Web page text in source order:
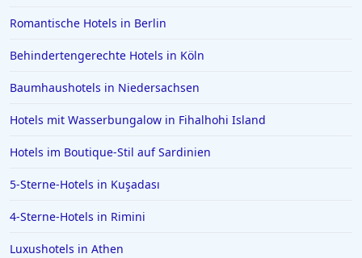
Romantische Hotels in Berlin
Behindertengerechte Hotels in Köln
Baumhaushotels in Niedersachsen
Hotels mit Wasserbungalow in Fihalhohi Island
Hotels im Boutique-Stil auf Sardinien
5-Sterne-Hotels in Kuşadası
4-Sterne-Hotels in Rimini
Luxushotels in Athen